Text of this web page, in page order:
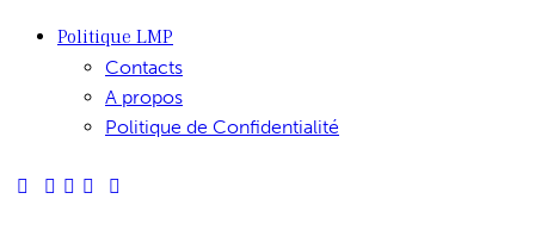
Politique LMP
Contacts
A propos
Politique de Confidentialité